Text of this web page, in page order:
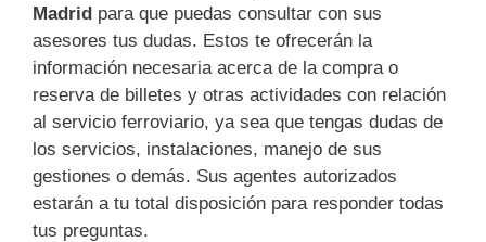
Madrid para que puedas consultar con sus
asesores tus dudas. Estos te ofrecerán la
información necesaria acerca de la compra o
reserva de billetes y otras actividades con relación
al servicio ferroviario, ya sea que tengas dudas de
los servicios, instalaciones, manejo de sus
gestiones o demás. Sus agentes autorizados
estarán a tu total disposición para responder todas
tus preguntas.